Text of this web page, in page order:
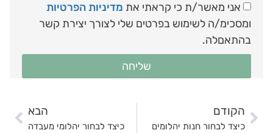
אני מאשר/ת כי קראתי את מדיניות הפרטיות
ומסכימ/ה לשימוש בפרטים שלי לצורך יצירת קשר
בהתאםלה.
שליחה
הקודם
כיצד לבחור חנות יהלומים
הבא
כיצד לבחור יהלומי מעבדה